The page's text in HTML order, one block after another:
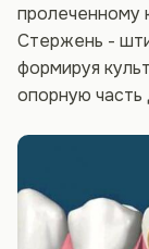
пролеченному
Стержень -
формируя
опорную часть